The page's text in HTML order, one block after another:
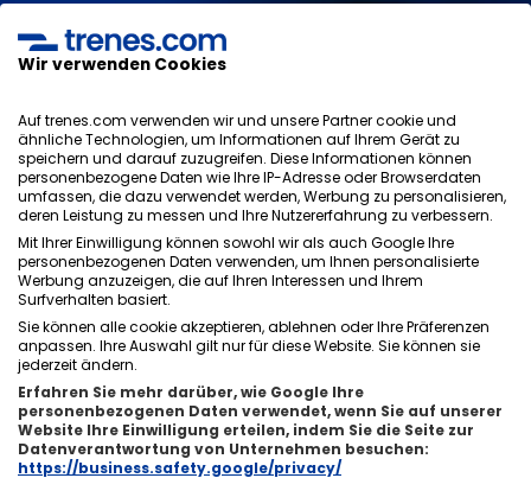
allgemeinen Bedingungen
gelesen und akzeptiere sie.
Datenschutzrichtlinie
AGB
Cookie-Richtlinie
Sicherheitsrichtlinie
Impressum
Über uns
ixigo
Copyright © Trenes.com. Alle Rechte vorbehalten.
Wir verwenden Cookies
Auf trenes.com verwenden wir und unsere Partner cookie und
ähnliche Technologien, um Informationen auf Ihrem Gerät zu
speichern und darauf zuzugreifen. Diese Informationen können
personenbezogene Daten wie Ihre IP-Adresse oder Browserdaten
umfassen, die dazu verwendet werden, Werbung zu personalisieren,
deren Leistung zu messen und Ihre Nutzererfahrung zu verbessern.
Mit Ihrer Einwilligung können sowohl wir als auch Google Ihre
personenbezogenen Daten verwenden, um Ihnen personalisierte
Werbung anzuzeigen, die auf Ihren Interessen und Ihrem
Surfverhalten basiert.
Sie können alle cookie akzeptieren, ablehnen oder Ihre Präferenzen
anpassen. Ihre Auswahl gilt nur für diese Website. Sie können sie
jederzeit ändern.
Erfahren Sie mehr darüber, wie Google Ihre
personenbezogenen Daten verwendet, wenn Sie auf unserer
Website Ihre Einwilligung erteilen, indem Sie die Seite zur
Datenverantwortung von Unternehmen besuchen:
https://business.safety.google/privacy/